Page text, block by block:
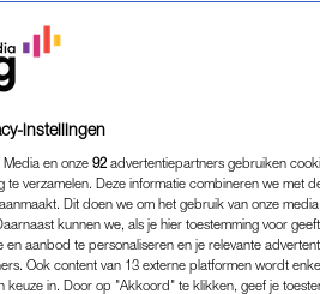
instellingen
en onze 92 advertentiepartners gebruiken
te verzamelen. Deze informatie combineren we met
Dit doen we om het gebruik van onze
kunnen we, als je hier toestemming voor
en aanbod te personaliseren en je relevante
Ook content van 13 externe platformen wordt
keuze in. Door op "Akkoord" te klikken, geef je